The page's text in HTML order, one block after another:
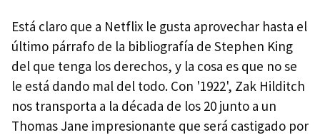
Está claro que a Netflix le gusta aprovechar hasta el
último párrafo de la bibliografía de Stephen King
del que tenga los derechos, y la cosa es que no se
le está dando mal del todo. Con '1922', Zak Hilditch
nos transporta a la década de los 20 junto a un
Thomas Jane impresionante que será castigado por